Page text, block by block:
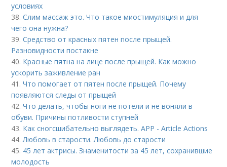
условиях
38.Слим массаж это. Что такое миостимуляция и для
чего она нужна?
39.Средство от красных пятен после прыщей.
Разновидности постакне
40. Красные пятна на лице после прыщей. Как можно
ускорить заживление ран
41.Что помогает от пятен после прыщей. Почему
появляются следы от прыщей
42.Что делать, чтобы ноги не потели и не воняли в
обуви. Причины потливости ступней
43. Как сногсшибательно выглядеть. APP - Article Actions
44. Любовь в старости. Любовь до старости
45. 45 лет актрисы. Знаменитости за 45 лет, сохранившие
молодость